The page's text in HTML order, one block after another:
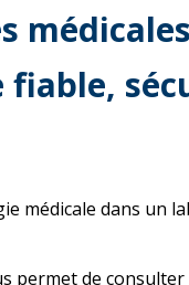
fiable,
médicale dans un
permet de consulter